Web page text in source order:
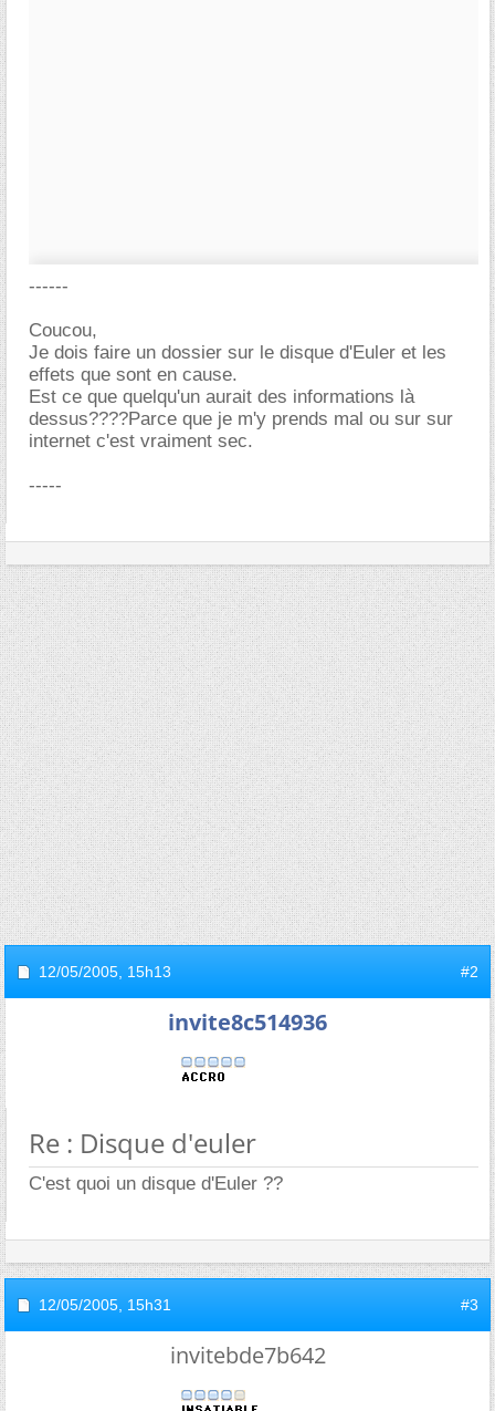
------
Coucou,
Je dois faire un dossier sur le disque d'Euler et les
effets que sont en cause.
Est ce que quelqu'un aurait des informations là
dessus????Parce que je m'y prends mal ou sur sur
internet c'est vraiment sec.
-----
12/05/2005, 15h13 #2
invite8c514936
Re : Disque d'euler
C'est quoi un disque d'Euler ??
12/05/2005, 15h31 #3
invitebde7b642